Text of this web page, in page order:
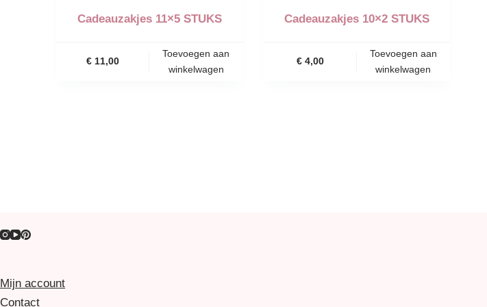
Cadeauzakjes 11×5 STUKS
€ 11,00
Toevoegen aan
winkelwagen
Cadeauzakjes 10×2 STUKS
€4,00
Toevoegen aan
winkelwagen
Mijn account
Contact